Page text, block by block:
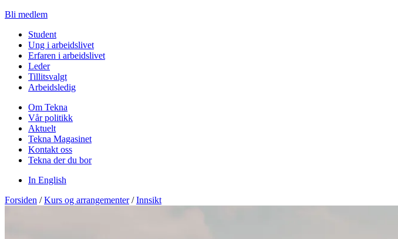
Bli medlem
Student
Ung i arbeidslivet
Erfaren i arbeidslivet
Leder
Tillitsvalgt
Arbeidsledig
Om Tekna
Vår politikk
Aktuelt
Tekna Magasinet
Kontakt oss
Tekna der du bor
In English
Forsiden / Kurs og arrangementer / Innsikt